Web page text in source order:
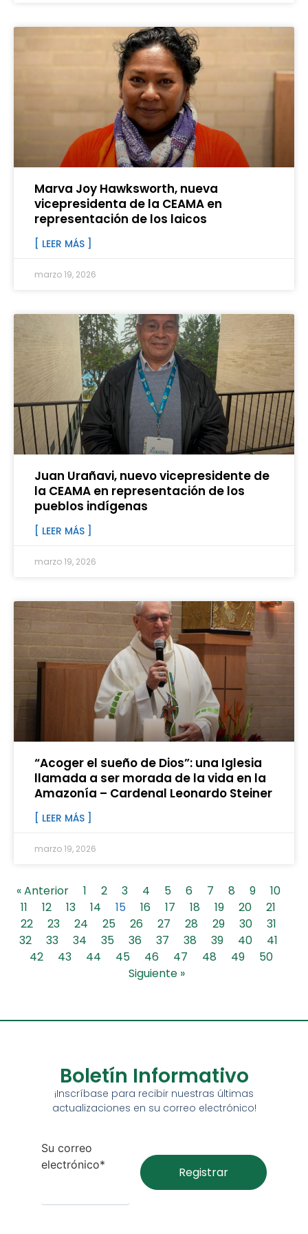
Marva Joy Hawksworth, nueva
vicepresidenta de la CEAMA en
representación de los laicos
[ LEER MÁS ]
marzo 19, 2026
Juan Urañavi, nuevo vicepresidente de
la CEAMA en representación de los
pueblos indígenas
[ LEER MÁS ]
marzo 19, 2026
“Acoger el sueño de Dios”: una Iglesia
llamada a ser morada de la vida en la
Amazonía – Cardenal Leonardo Steiner
[ LEER MÁS ]
marzo 19, 2026
« Anterior 1 2 3 4 5 6 7 8 9
10
11
12 13 14 15 16 17 18 19 20
21
22
23 24 25 26 27 28 29 30
31
32
33 34 35 36 37 38 39 40
41
42
43 44 45 46 47 48 49
50
Siguiente »
Boletín Informativo
¡Inscríbase para recibir nuestras últimas
actualizaciones en su correo electrónico!
Su correo
electrónico*